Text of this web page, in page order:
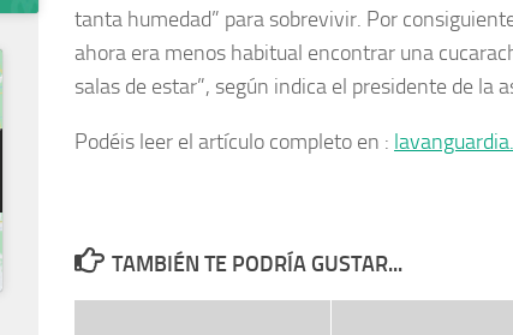
tanta humedad” para sobrevivir. Por
ahora era menos habitual encontrar una
salas de estar”, según indica el presidente de la
Podéis leer el artículo completo en :
TAMBIÉN TE PODRÍA GUSTAR...